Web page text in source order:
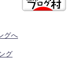
グへ
グ